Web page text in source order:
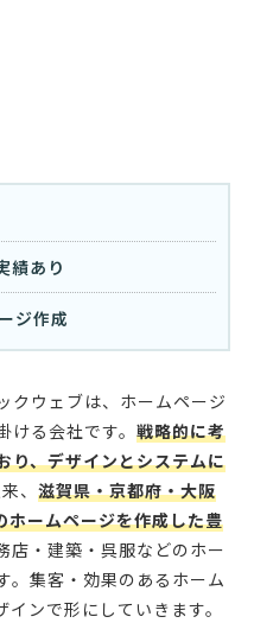
績あり
ジ作成
クウェブは、ホームページ
る会社です。 戦略的に考
り、デザインとシステムに
、 滋賀県・京都府・大阪
ームページを作成した豊
店・建築・呉服などのホー
。集客・効果のあるホーム
ンで形にしていきます。